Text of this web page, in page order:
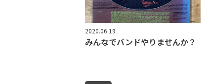
2020.06.19
みんなでバンドやりませんか？